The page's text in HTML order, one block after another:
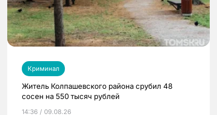
Криминал
Житель Колпашевского района срубил 48
сосен на 550 тысяч рублей
14:36 / 09.08.26